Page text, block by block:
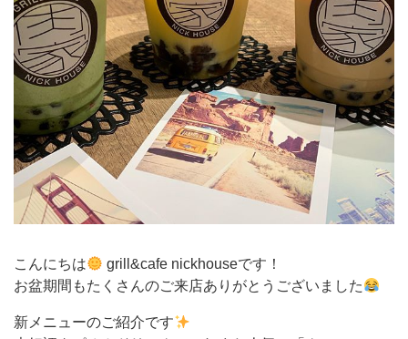
こんにちは
grill&cafe nickhouseです！
お盆期間もたくさんのご来店ありがとうございました
新メニューのご紹介です